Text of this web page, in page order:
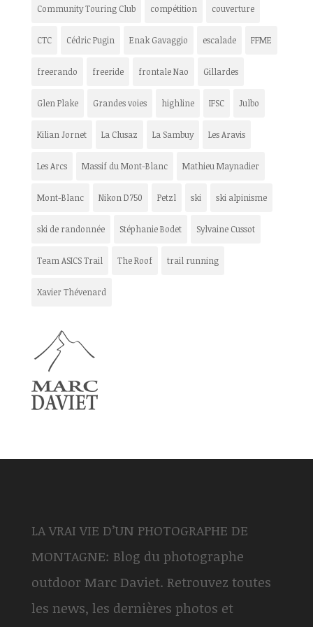
Community Touring Club compétition couverture
CTC Cédric Pugin Enak Gavaggio escalade FFME
freerando freeride frontale Nao Gillardes
Glen Plake Grandes voies highline IFSC Julbo
Kilian Jornet La Clusaz La Sambuy Les Aravis
Les Arcs Massif du Mont-Blanc Mathieu Maynadier
Mont-Blanc Nikon D750 Petzl ski ski alpinisme
ski de randonnée Stéphanie Bodet Sylvaine Cussot
Team ASICS Trail The Roof trail running
Xavier Thévenard
LA VRAI VIE D’UN PHOTOGRAPHE DE
MONTAGNE: Blog du photographe
outdoor Marc Daviet. Retrouvez toutes
les news, les dernières photos et